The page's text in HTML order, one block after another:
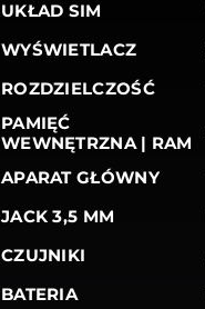
UKŁAD SIM
WYŚWIETLACZ
ROZDZIELCZOŚĆ
PAMIĘĆ
WEWNĘTRZNA | RAM
APARAT GŁÓWNY
JACK 3,5 MM
CZUJNIKI
BATERIA